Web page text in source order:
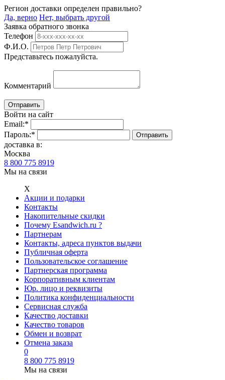
Регион доставки определен правильно?
Да, верно Нет, выбрать другой
Заявка обратного звонка
Телефон
Ф.И.О.
Представьтесь пожалуйста.
Комментарий
Войти на сайт
Email:*
Пароль:*
доставка в:
Москва
8 800 775 8919
Мы на связи
Х
Акции и подарки
Контакты
Накопительные скидки
Почему Esandwich.ru ?
Партнерам
Контакты, адреса пунктов выдачи
Публичная оферта
Пользовательское соглашение
Партнерская программа
Корпоративным клиентам
Юр. лицо и реквизиты
Политика конфиденциальности
Сервисная служба
Качество доставки
Качество товаров
Обмен и возврат
Отмена заказа
0
8 800 775 8919
Мы на связи